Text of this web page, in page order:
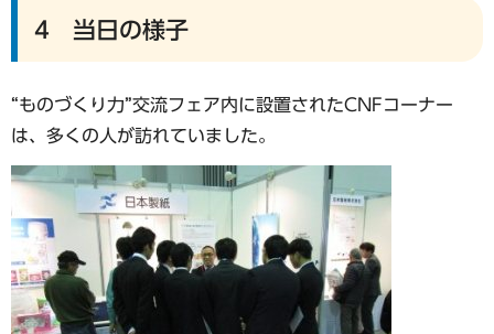
4 当日の様子
“ものづくり力”交流フェア内に設置されたCNFコーナー
は、多くの人が訪れていました。